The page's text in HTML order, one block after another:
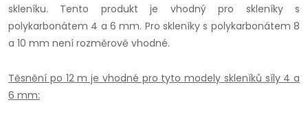
skleníku. Tento produkt je vhodný pro skleníky s
polykarbonátem 4 a 6 mm. Pro skleníky s polykarbonátem 8
a 10 mm není rozměrově vhodné.
Těsnění po 12 m je vhodné pro tyto modely skleníků síly 4 a
6 mm: